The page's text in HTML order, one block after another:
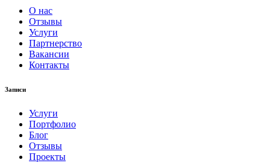
О нас
Отзывы
Услуги
Партнерство
Вакансии
Контакты
Записи
Услуги
Портфолио
Блог
Отзывы
Проекты